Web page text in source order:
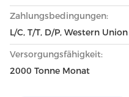
Zahlungsbedingungen:
L/C, T/T, D/P, Western Union
Versorgungsfähigkeit:
2000 Tonne Monat